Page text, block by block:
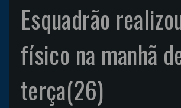
Esquadrão
físico na manhã
terça(26)